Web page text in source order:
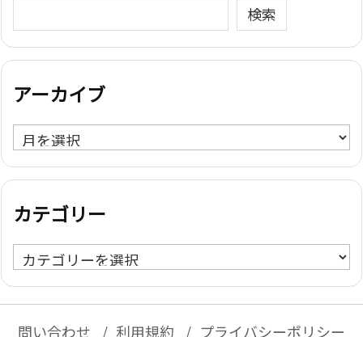
検索
アーカイブ
ア
ー
カ
ブ
カテゴリー
カ
テ
問い合わせ 利用規約 プライバシーポリシー